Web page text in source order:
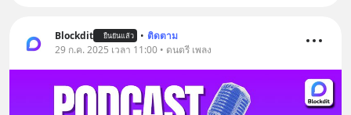
Blockdit ยืนยันแล้ว • ติดตาม
29 ก.ค. 2025 เวลา 11:00 • ดนตรี เพลง